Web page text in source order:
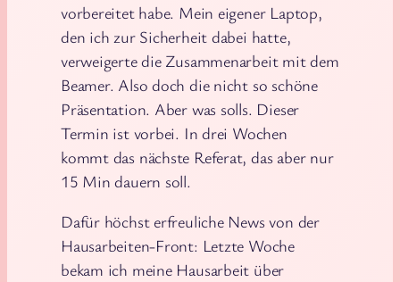
vorbereitet habe. Mein eigener Laptop,
den ich zur Sicherheit dabei hatte,
verweigerte die Zusammenarbeit mit dem
Beamer. Also doch die nicht so schöne
Präsentation. Aber was solls. Dieser
Termin ist vorbei. In drei Wochen
kommt das nächste Referat, das aber nur
15 Min dauern soll.
Dafür höchst erfreuliche News von der
Hausarbeiten-Front: Letzte Woche
bekam ich meine Hausarbeit über